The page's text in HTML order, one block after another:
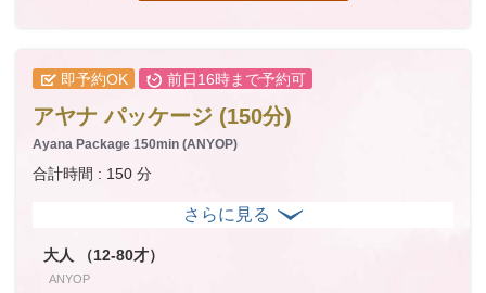
即予約OK 前日16時まで予約可
アヤナ パッケージ (150分)
Ayana Package 150min (ANYOP)
合計時間 : 150 分
大人 （12-80才）
ANYOP